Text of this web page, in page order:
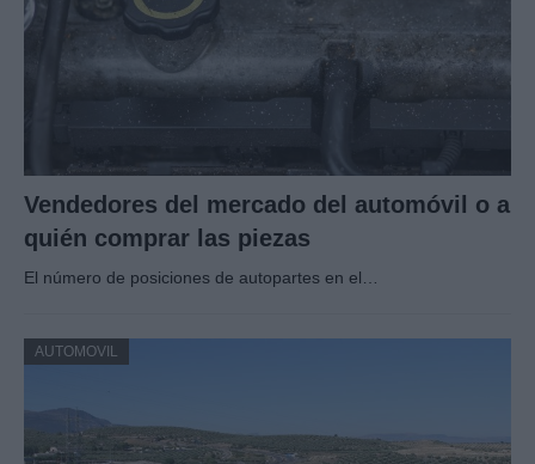
Vendedores del mercado del automóvil o a
quién comprar las piezas
El número de posiciones de autopartes en el…
AUTOMOVIL